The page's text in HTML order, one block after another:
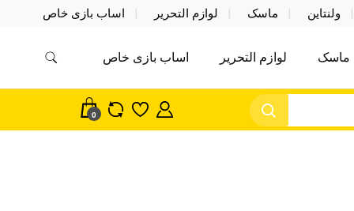
ولنتاین ماسک لوازم التحریر اساب بازی خاص
اکسسوری ماسک در واردات مستقیم
ماسک لوازم التحریر اساب بازی خاص
0